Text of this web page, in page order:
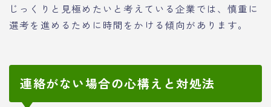
じっくりと見極めたいと考えている企業では、慎重に
選考を進めるために時間をかける傾向があります。
連絡がない場合の心構えと対処法